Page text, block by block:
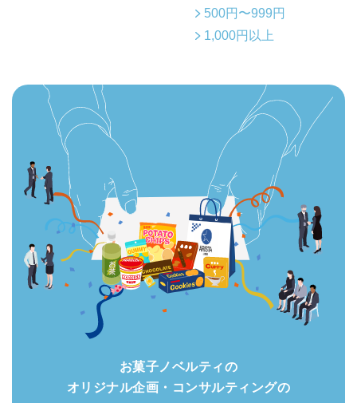
500円〜999円
1,000円以上
お菓子ノベルティの
オリジナル企画・ コンサルティングの